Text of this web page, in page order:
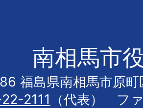
南相馬市
福島県南相馬市原町
2111
（代表） フ